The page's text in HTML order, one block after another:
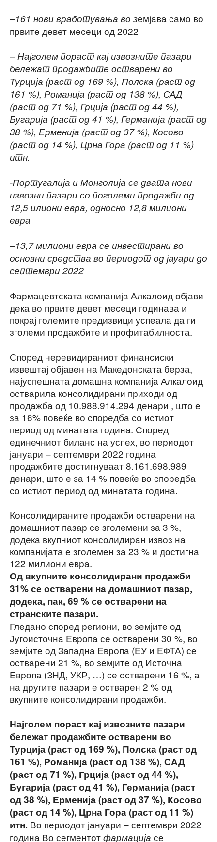
–161 нови вработувања во земјава само во
првите девет месеци од 2022
–Најголем пораст кај извозните пазари
бележат продажбите остварени во
Турција (раст од 169 %), Полска (раст од
161 %), Романија (раст од 138 %), САД
(раст од 71 %), Грција (раст од 44 %),
Бугарија (раст од 41 %), Германија (раст од
38 %), Ерменија (раст од 37 %), Косово
(раст од 14 %), Црна Гора (раст од 11 %)
итн.
-Португалија и Монголија се двата нови
извозни пазари со поголеми продажби од
12,5 илиони евра, односно 12,8 милиони
евра
–13,7 милиони евра се инвестирани во
основни средства во периодот од јауари до
септември 2022
Фармацевтската компанија Алкалоид објави
дека во првите девет месеци годинава и
покрај големите предизвици успеала да ги
зголеми продажбите и профитабилноста.
Според неревидираниот финансиски
извештај објавен на Македонската берза,
најуспешната домашна компанија Алкалоид
остварила консолидирани приходи од
продажба од 10.988.914.294 денари , што е
за 16% повеќе во споредба со истиот
период од минатата година. Според
единечниот биланс на успех, во периодот
јануари – септември 2022 година
продажбите достигнуваат 8.161.698.989
денари, што е за 14 % повеќе во споредба
со истиот период од минатата година.
Консолидираните продажби остварени на
домашниот пазар се зголемени за 3 %,
додека вкупниот консолидиран извоз на
компанијата е зголемен за 23 % и достигна
122 милиони евра.
Од вкупните консолидирани продажби
31% се остварени на домашниот пазар,
додека, пак, 69 % се остварени на
странските пазари.
Гледано според региони, во земјите од
Југоисточна Европа се остварени 30 %, во
земјите од Западна Европа (ЕУ и ЕФТА) се
остварени 21 %, во земјите од Источна
Европа (ЗНД, УКР, …) се остварени 16 %, а
на другите пазари е остварен 2 % од
вкупните консолидирани продажби.
Најголем пораст кај извозните пазари
бележат продажбите остварени во
Турција (растод 169 %), Полска (раст од
161 %), Романија (раст од 138 %), САД
(раст од71 %), Грција (раст од44 %),
Бугарија (раст од41 %), Германија (раст
од 38 %), Ерменија (раст од37 %), Косово
(раст од 14 %), Црна Гора (раст од 11 %)
итн. Во периодот јануари – септември 2022
година Во сегментотфармација се